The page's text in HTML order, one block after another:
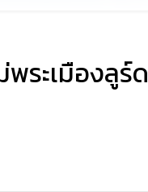
ระเมืองลูร์ด